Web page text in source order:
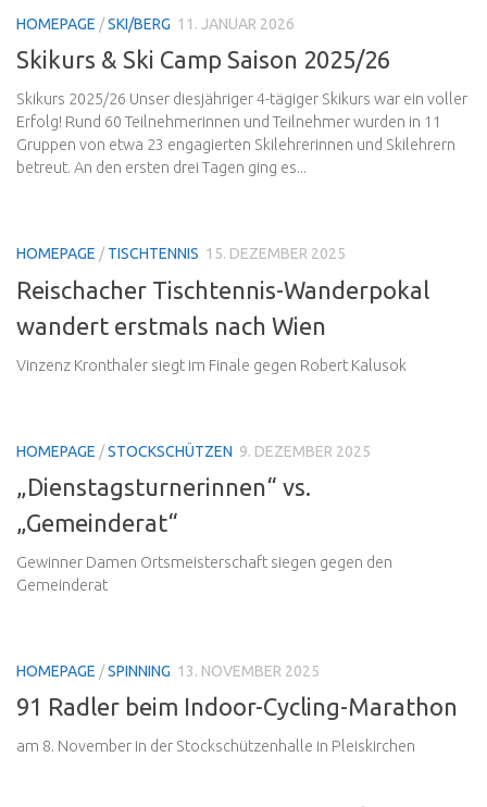
HOMEPAGE /SKI/BERG 11. JANUAR 2026
Skikurs & Ski Camp Saison 2025/26
Skikurs 2025/26 Unser diesjähriger 4-tägiger Skikurs war ein voller
Erfolg! Rund 60 Teilnehmerinnen und Teilnehmer wurden in 11
Gruppen von etwa 23 engagierten Skilehrerinnen und Skilehrern
betreut. An den ersten drei Tagen ging es...
HOMEPAGE /TISCHTENNIS 15. DEZEMBER 2025
Reischacher Tischtennis-Wanderpokal
wandert erstmals nach Wien
Vinzenz Kronthaler siegt im Finale gegen Robert Kalusok
HOMEPAGE /STOCKSCHÜTZEN 9. DEZEMBER 2025
„Dienstagsturnerinnen“ vs.
„Gemeinderat“
Gewinner Damen Ortsmeisterschaft siegen gegen den
Gemeinderat
HOMEPAGE /SPINNING 13. NOVEMBER 2025
91 Radler beim Indoor-Cycling-Marathon
am 8. November in der Stockschützenhalle in Pleiskirchen